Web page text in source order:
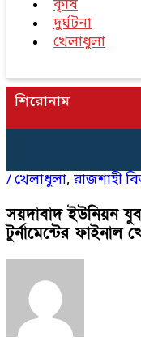
কৃষি
দুর্ঘটনা
খেলাধুলা
শিরোনাম
/খেলাধুলা, রাজশাহী
সয়দাবাদ ইউনিয়ন
টুর্নামেন্টের ফাইনাল